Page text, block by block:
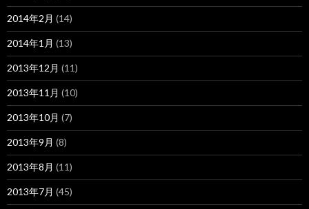
2014年2月 (14)
2014年1月 (13)
2013年12月 (11)
2013年11月 (10)
2013年10月 (7)
2013年9月 (8)
2013年8月 (11)
2013年7月 (45)